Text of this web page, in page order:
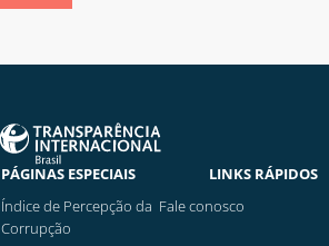
PÁGINAS ESPECIAIS
Índice de Percepção da
Corrupção
LINKS RÁPIDOS
Fale conosco